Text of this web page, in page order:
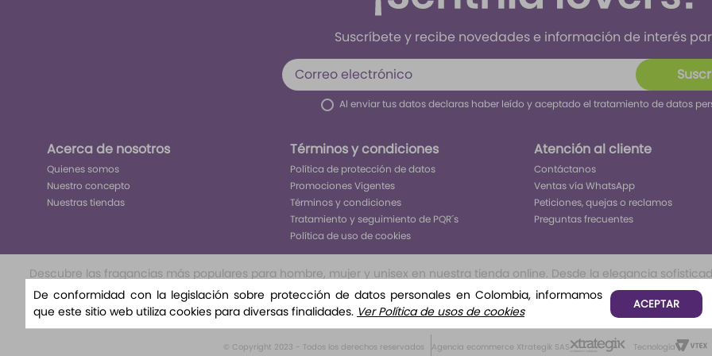
Suscríbete y recibe novedades e información de interés
Al enviar tus datos declaras haber leído y aceptado el tratamiento de datos
Acerca de nosotros
Quienes somos
Nuestro concepto
Nuestras tiendas
Términos y condiciones
Política de protección de datos
Promociones Vigentes
Términos y condiciones
Tratamiento y seguimiento de PQR´s
Política de uso de cookies
Atención al cliente
Contáctanos
Ventas vía WhatsApp
Peticiones, quejas o reclamos
Preguntas frecuentes
Descubre las fragancias más populares para hombre, mujer y unisex en nuestra tienda online. Desde la elegancia
nuestra selección exclusiva te llevará a un viaje olfativo inolvidable. Encuentra tu aroma perfecto para cada ocasión,
nuestra variedad de aromas florales, amaderado, o frutales te permitirá tener todo lo que buscar para ser el
© Copyright 2023 - Todos los derechos reservados Agencia ecommerce Xtrategik SAS Tecnología
De conformidad con la legislación sobre protección de datos personales en Colombia, informamos
que este sitio web utiliza cookies para diversas finalidades. Ver Política de usos de cookies ACEPTAR